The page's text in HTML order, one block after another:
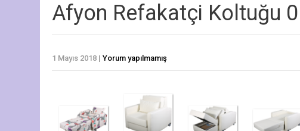
Afyon Refakatçi Koltuğu
1 Mayıs 2018 | Yorum yapılmamış